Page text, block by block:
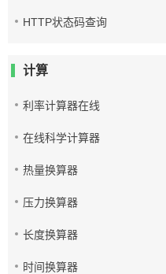
HTTP状态码查询
计算
利率计算器在线
在线科学计算器
热量换算器
压力换算器
长度换算器
时间换算器